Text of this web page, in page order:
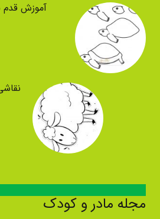
آموزش قدم
مجله مادر و کودک